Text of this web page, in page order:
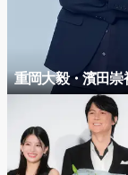
重岡大毅・濱田